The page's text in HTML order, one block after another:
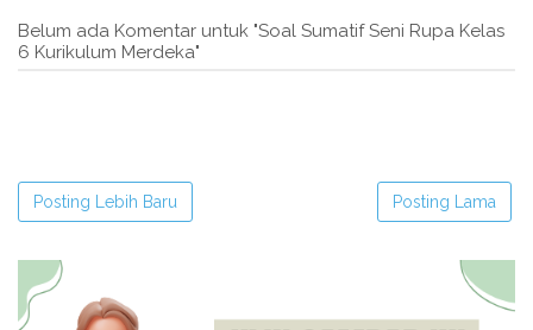
Belum ada Komentar untuk "Soal Sumatif Seni Rupa Kelas
6 Kurikulum Merdeka"
Posting Lebih Baru Posting Lama